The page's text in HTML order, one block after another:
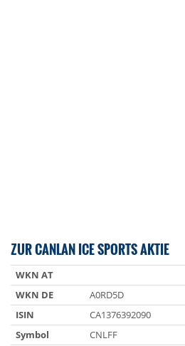
ZUR CANLAN ICE SPORTS AKTIE
WKN AT
WKN DE
A0RD5D
ISIN
CA1376392090
Symbol
CNLFF